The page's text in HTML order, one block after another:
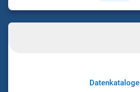
Datenkataloge